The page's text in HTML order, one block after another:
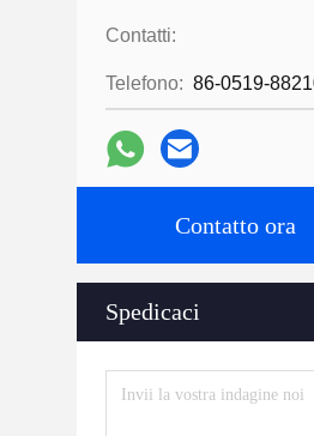
Contatti:
Telefono:
Contatto ora
Spedicaci